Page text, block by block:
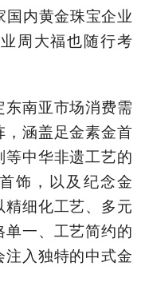
内黄金珠宝企业
周大福也随行考
东南亚市场消费需
涵盖足金素金首
中华非遗工艺的
饰，以及纪念金
细化工艺、多元
一、工艺简约的
入独特的中式金